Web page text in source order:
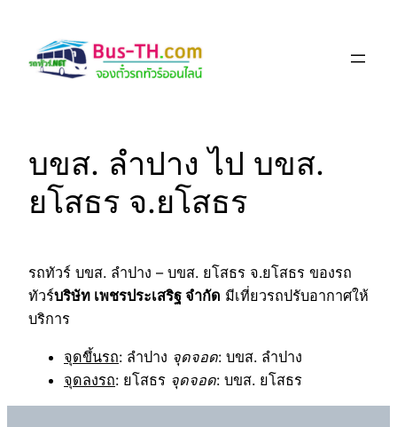
content
บขส. ลำปาง ไป บขส.
ยโสธร จ.ยโสธร
รถทัวร์ บขส. ลำปาง – บขส. ยโสธร จ.ยโสธร ของรถ
ทัวร์บริษัท เพชรประเสริฐ จำกัด มีเที่ยวรถปรับอากาศให้
บริการ
จุดขึ้นรถ: ลำปาง จุดจอด: บขส. ลำปาง
จุดลงรถ: ยโสธร จุดจอด: บขส. ยโสธร